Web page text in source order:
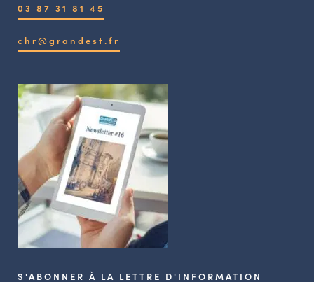
03 87 31 81 45
chr@grandest.fr
S'ABONNER À LA LETTRE D'INFORMATION